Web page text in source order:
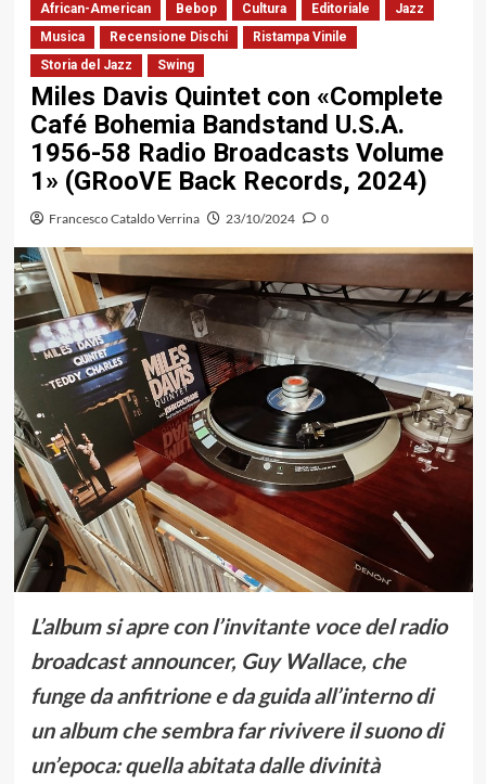
African-American Bebop Cultura Editoriale
Jazz
Musica
Recensione Dischi
Ristampa Vinile
Storia del Jazz
Swing
Miles Davis Quintet con «Complete
Café Bohemia Bandstand U.S.A.
1956-58 Radio Broadcasts Volume
1» (GRooVE Back Records, 2024)
Francesco Cataldo Verrina 23/10/2024 0
L’album si apre con l’invitante voce del radio
broadcast announcer, Guy Wallace, che
funge da anfitrione e da guida all’interno di
un album che sembra far rivivere il suono di
un’epoca: quella abitata dalle divinità